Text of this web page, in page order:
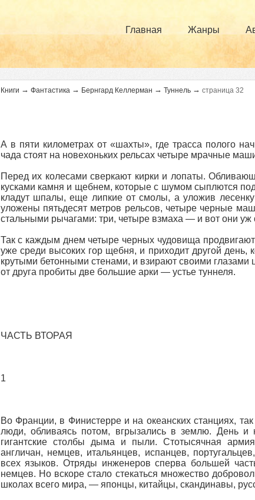
Главная Жанры
Книги → Фантастика → Бернгард Келлерман → Туннель → страница 32
А в пяти километрах от «шахты», где трасса полого
чада стоят на новехоньких рельсах четыре мрачные
Перед их колесами сверкают кирки и лопаты.
кусками камня и щебнем, которые с шумом сыплются
кладут шпалы, еще липкие от смолы, а уложив
уложены пятьдесят метров рельсов, четыре черные
стальными рычагами: три, четыре взмаха — и вот они
Так с каждым днем четыре черных чудовища
уже среди высоких гор щебня, и приходит другой день,
крутыми бетонными стенами, и взирают своими глазами
от друга пробиты две большие арки — устье туннеля.
ЧАСТЬ ВТОРАЯ
1
Во Франции, в Финистерре и на океанских станциях,
люди, обливаясь потом, вгрызались в землю. День и
гигантские столбы дыма и пыли. Стотысячная
англичан, немцев, итальянцев, испанцев,
всех языков. Отряды инженеров сперва большей
немцев. Но вскоре стало стекаться множество
школах всего мира, — японцы, китайцы, скандинавы,